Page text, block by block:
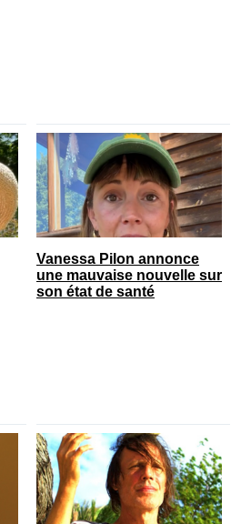
Vanessa Pilon annonce
une mauvaise nouvelle sur
son état de santé